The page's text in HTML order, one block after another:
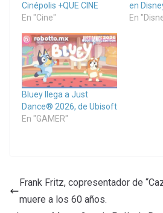
Cinépolis +QUE CINE
En "Cine"
en
En
Bluey llega a Just
Dance® 2026, de Ubisoft
En "GAMER"
Frank Fritz, copresentador de
muere a los 60 años.